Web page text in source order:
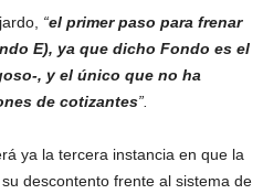
“el primer paso para frenar
E), ya que dicho Fondo es el
y el único que no ha
de cotizantes”.
ya la tercera instancia en que la
descontento frente al sistema de